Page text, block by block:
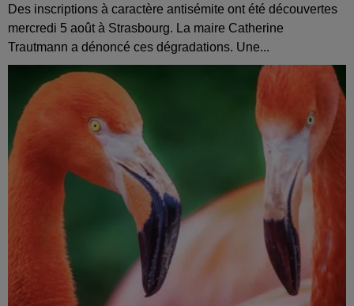
Des inscriptions à caractère antisémite ont été découvertes
mercredi 5 août à Strasbourg. La maire Catherine
Trautmann a dénoncé ces dégradations. Une...